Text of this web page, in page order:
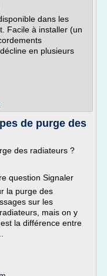
dans les
Facile à installer (un
en plusieurs
de purge des
des radiateurs ?
question Signaler
la purge des
sur les
mais on y
la différence entre